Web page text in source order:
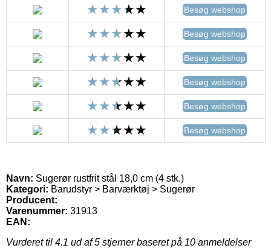
Besøg webshop
Besøg webshop
Besøg webshop
Besøg webshop
Besøg webshop
Besøg webshop
Navn: Sugerør rustfrit stål 18,0 cm (4 stk.)
Kategori: Barudstyr > Barværktøj > Sugerør
Producent:
Varenummer: 31913
EAN:
Vurderet til 4.1 ud af 5 stjerner baseret på 10 anmeldelser